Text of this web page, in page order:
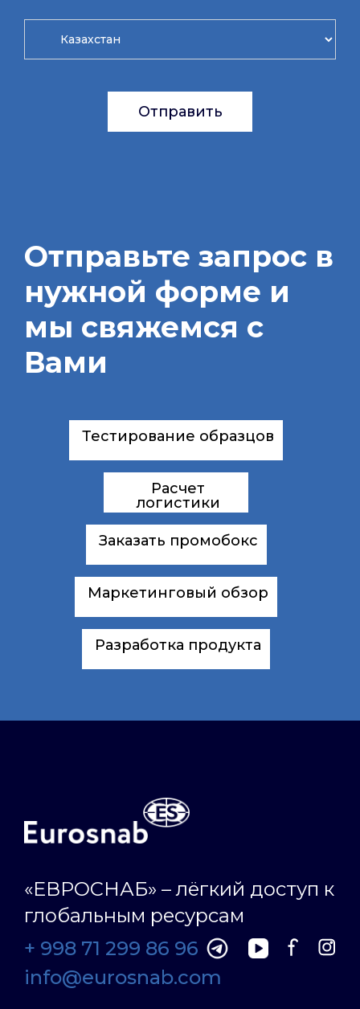
Отправить
Отправьте запрос в
нужной форме и
мы свяжемся с
Вами
Тестирование образцов
Расчет
логистики
Заказать промобокс
Маркетинговый обзор
Разработка продукта
«ЕВРОСНАБ» – лёгкий доступ к
глобальным ресурсам
+ 998 71 299 86 96
info@eurosnab.com